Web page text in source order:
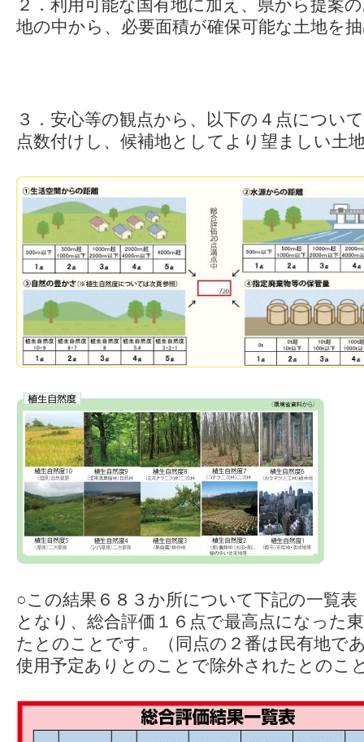
２．利用可能な国有地に加え、県から提案
地の中から、必要面積が確保可能な土地を
３．安心等の観点から、以下の４点につい
点数付けし、候補地としてより望ましい土
○この結果６８３か所について下記の一覧
となり、総合評価１６点で最高点になった
たとのことです。（同点の２番は民有地で
使用予定ありとのことで除外されたとのこ